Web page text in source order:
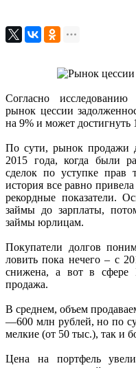
Согласно
рынок цессии
на 9% и может достигнуть
По сути, рынок продажи
2015 года, когда были
сделок по уступке прав
история все равно
рекордные показатели.
займы до зарплаты,
займы юрлицам.
Покупатели долгов
ловить пока нечего – с
снижена, а вот в сфере
продажа.
В среднем, объем
—600 млн рублей, но по
мелкие (от 50 тыс.), так и
Цена на портфель